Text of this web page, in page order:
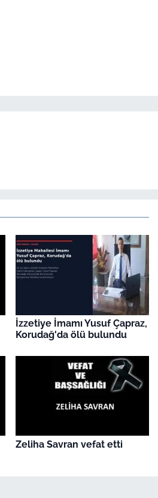
İzzetiye İmamı Yusuf Çapraz,
Korudağ'da ölü bulundu
Zeliha Savran vefat etti